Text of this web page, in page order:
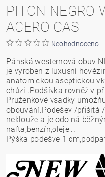
PITON NEGRO
ACERO CAS
Neohodnoceno
Pánská westernová obuv
je vyroben z luxusní
anatomickou aseptickou
chůzi .Podšívka rovněž v
Pruženkové vsadky
obouvání.Podešev /přišitá
neklouže a je odolná
nafta,benzín,oleje...
Pýška podešve 1